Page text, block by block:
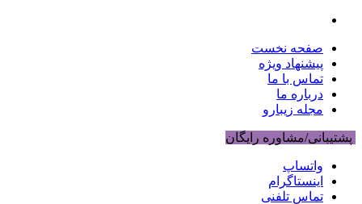
صفحه نخست
پیشنهاد ویژه
تماس با ما
درباره ما
مجله زیبارو
پشتیبانی/مشاوره رایگان
واتساپ
اینستاگرام
تماس تلفنی